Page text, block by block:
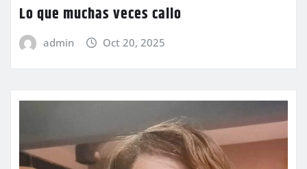
Lo que muchas veces callo
admin Oct 20, 2025